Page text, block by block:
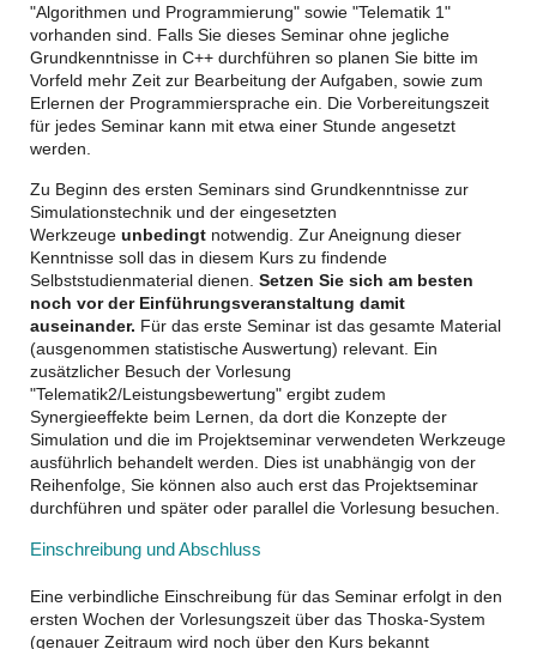
"Algorithmen und Programmierung" sowie "Telematik 1"
vorhanden sind. Falls Sie dieses Seminar ohne jegliche
Grundkenntnisse in C++ durchführen so planen Sie bitte im
Vorfeld mehr Zeit zur Bearbeitung der Aufgaben, sowie zum
Erlernen der Programmiersprache ein. Die Vorbereitungszeit
für jedes Seminar kann mit etwa einer Stunde angesetzt
werden.
Zu Beginn des ersten Seminars sind Grundkenntnisse zur
Simulationstechnik und der eingesetzten
Werkzeuge unbedingt notwendig. Zur Aneignung dieser
Kenntnisse soll das in diesem Kurs zu findende
Selbststudienmaterial dienen. Setzen Sie sich am besten
noch vor der Einführungsveranstaltung damit
auseinander. Für das erste Seminar ist das gesamte Material
(ausgenommen statistische Auswertung) relevant. Ein
zusätzlicher Besuch der Vorlesung
"Telematik2/Leistungsbewertung" ergibt zudem
Synergieeffekte beim Lernen, da dort die Konzepte der
Simulation und die im Projektseminar verwendeten Werkzeuge
ausführlich behandelt werden. Dies ist unabhängig von der
Reihenfolge, Sie können also auch erst das Projektseminar
durchführen und später oder parallel die Vorlesung besuchen.
Einschreibung und Abschluss
Eine verbindliche Einschreibung für das Seminar erfolgt in den
ersten Wochen der Vorlesungszeit über das Thoska-System
(genauer Zeitraum wird noch über den Kurs bekannt